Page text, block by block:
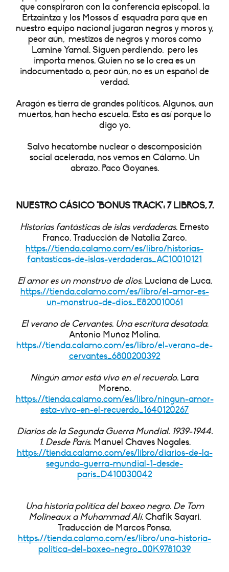
que conspiraron con la conferencia episcopal, la
Ertzaintza y los Mossos d' esquadra para que en
nuestro equipo nacional jugaran negros y moros y,
peor aún, mestizos de negros y moros como
Lamine Yamal. Siguen perdiendo, pero les
importa menos. Quien no se lo crea es un
indocumentado o, peor aún, no es un español de
verdad.
Aragón es tierra de grandes políticos. Algunos, aun
muertos, han hecho escuela. Esto es así porque lo
digo yo.
Salvo hecatombe nuclear o descomposición
social acelerada, nos vemos en Cálamo. Un
abrazo. Paco Goyanes.
NUESTRO CÁSICO "BONUS TRACK": 7 LIBROS, 7.
Historias fantásticas de islas verdaderas. Ernesto
Franco. Traducción de Natalia Zarco.
https://tienda.calamo.com/es/libro/historias-
fantasticas-de-islas-verdaderas_AC10010121
El amor es un monstruo de dios. Luciana de Luca.
https://tienda.calamo.com/es/libro/el-amor-es-
un-monstruo-de-dios_E820010061
El verano de Cervantes. Una escritura desatada.
Antonio Muñoz Molina.
https://tienda.calamo.com/es/libro/el-verano-de-
cervantes_6800200392
Ningún amor está vivo en el recuerdo. Lara
Moreno.
https://tienda.calamo.com/es/libro/ningun-amor-
esta-vivo-en-el-recuerdo_1640120267
Diarios de la Segunda Guerra Mundial. 1939-1944.
1. Desde París. Manuel Chaves Nogales.
https://tienda.calamo.com/es/libro/diarios-de-la-
segunda-guerra-mundial-1-desde-
paris_D410030042
Una historia política del boxeo negro. De Tom
Molineaux a Muhammad Alí.Chafik Sayari.
Traducción de Marcos Ponsa.
https://tienda.calamo.com/es/libro/una-historia-
politica-del-boxeo-negro_00K9781039